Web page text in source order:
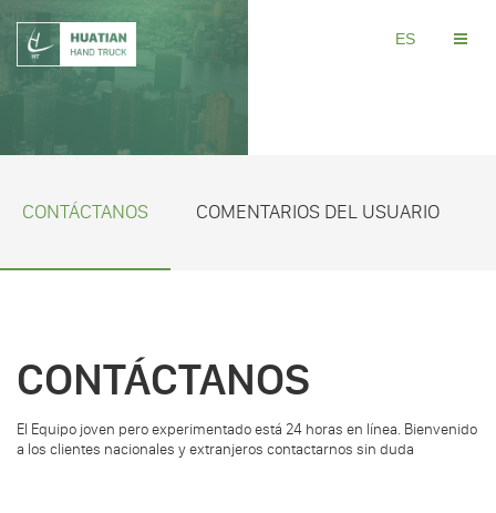
ES
CONTÁCTANOS COMENTARIOS DEL USUARIO
CONTÁCTANOS
El Equipo joven pero experimentado está 24 horas en línea. Bienvenido
a los clientes nacionales y extranjeros contactarnos sin duda